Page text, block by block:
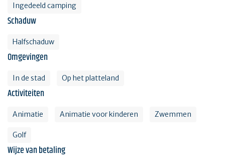
Ingedeeld camping
Schaduw
Halfschaduw
Omgevingen
In de stad Op het platteland
Activiteiten
Animatie Animatie voor kinderen Zwemmen
Golf
Wijze van betaling